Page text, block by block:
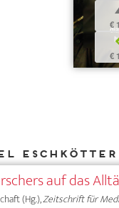
€
€
Eschkötter
auf das
(Hg.),Zeitschrift für